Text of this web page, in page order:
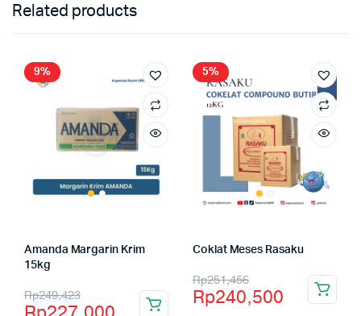
Related products
9%
Amanda Margarin Krim
15kg
Rp249,423
5%
Coklat Meses Rasaku
Rp251,456
Rp240,500